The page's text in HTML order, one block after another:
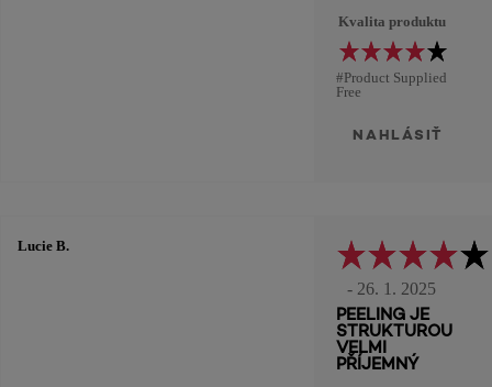
Kvalita produktu
#Product Supplied
Free
NAHLÁSIŤ
Lucie B.
- 26. 1. 2025
PEELING JE
STRUKTUROU
VELMI
PŘÍJEMNÝ